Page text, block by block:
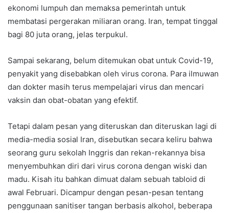
ekonomi lumpuh dan memaksa pemerintah untuk
membatasi pergerakan miliaran orang. Iran, tempat tinggal
bagi 80 juta orang, jelas terpukul.
Sampai sekarang, belum ditemukan obat untuk Covid-19,
penyakit yang disebabkan oleh virus corona. Para ilmuwan
dan dokter masih terus mempelajari virus dan mencari
vaksin dan obat-obatan yang efektif.
Tetapi dalam pesan yang diteruskan dan diteruskan lagi di
media-media sosial Iran, disebutkan secara keliru bahwa
seorang guru sekolah Inggris dan rekan-rekannya bisa
menyembuhkan diri dari virus corona dengan wiski dan
madu. Kisah itu bahkan dimuat dalam sebuah tabloid di
awal Februari. Dicampur dengan pesan-pesan tentang
penggunaan sanitiser tangan berbasis alkohol, beberapa